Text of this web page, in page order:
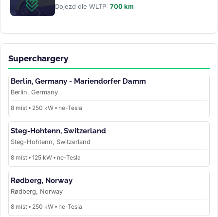
Dojezd dle WLTP: 700 km
Superchargery
Berlin, Germany - Mariendorfer Damm
Berlin, Germany
8 míst • 250 kW • ne-Tesla
Steg-Hohtenn, Switzerland
Steg-Hohtenn, Switzerland
8 míst • 125 kW • ne-Tesla
Rødberg, Norway
Rødberg, Norway
8 míst • 250 kW • ne-Tesla